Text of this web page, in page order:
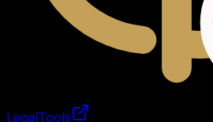
LegalTools